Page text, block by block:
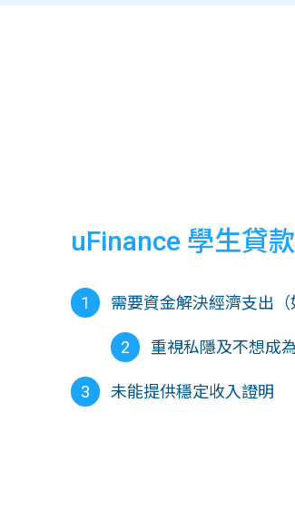
uFinance 學生貸
1 需要資金解決經濟支出（
2 重視私隱及不想成
3 未能提供穩定收入證明